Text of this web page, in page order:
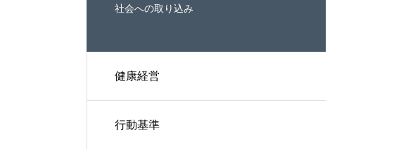
Product Development
社会への取り込み
健康経営
行動基準